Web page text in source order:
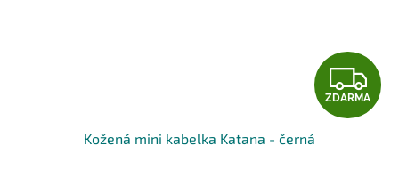
Z
D
ZDARMA
Kožená mini kabelka Katana - černá